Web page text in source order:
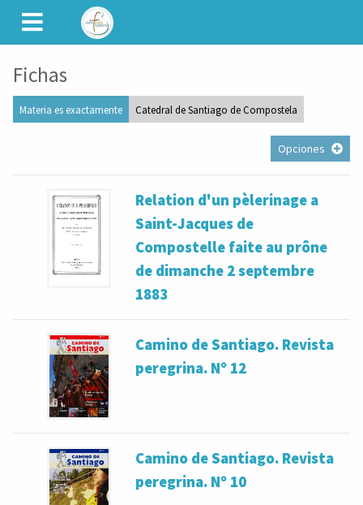
CAMINET
Fichas
Materia es exactamente Catedral de Santiago de Compostela
Opciones
Relation d'un pèlerinage a
Saint-Jacques de
Compostelle faite au prône
de dimanche 2 septembre
1883
Camino de Santiago. Revista
peregrina. Nº 12
Camino de Santiago. Revista
peregrina. Nº 10